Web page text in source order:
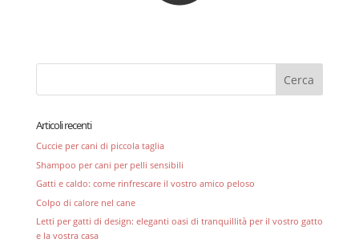
Articoli recenti
Cuccie per cani di piccola taglia
Shampoo per cani per pelli sensibili
Gatti e caldo: come rinfrescare il vostro amico peloso
Colpo di calore nel cane
Letti per gatti di design: eleganti oasi di tranquillità per il vostro gatto
e la vostra casa